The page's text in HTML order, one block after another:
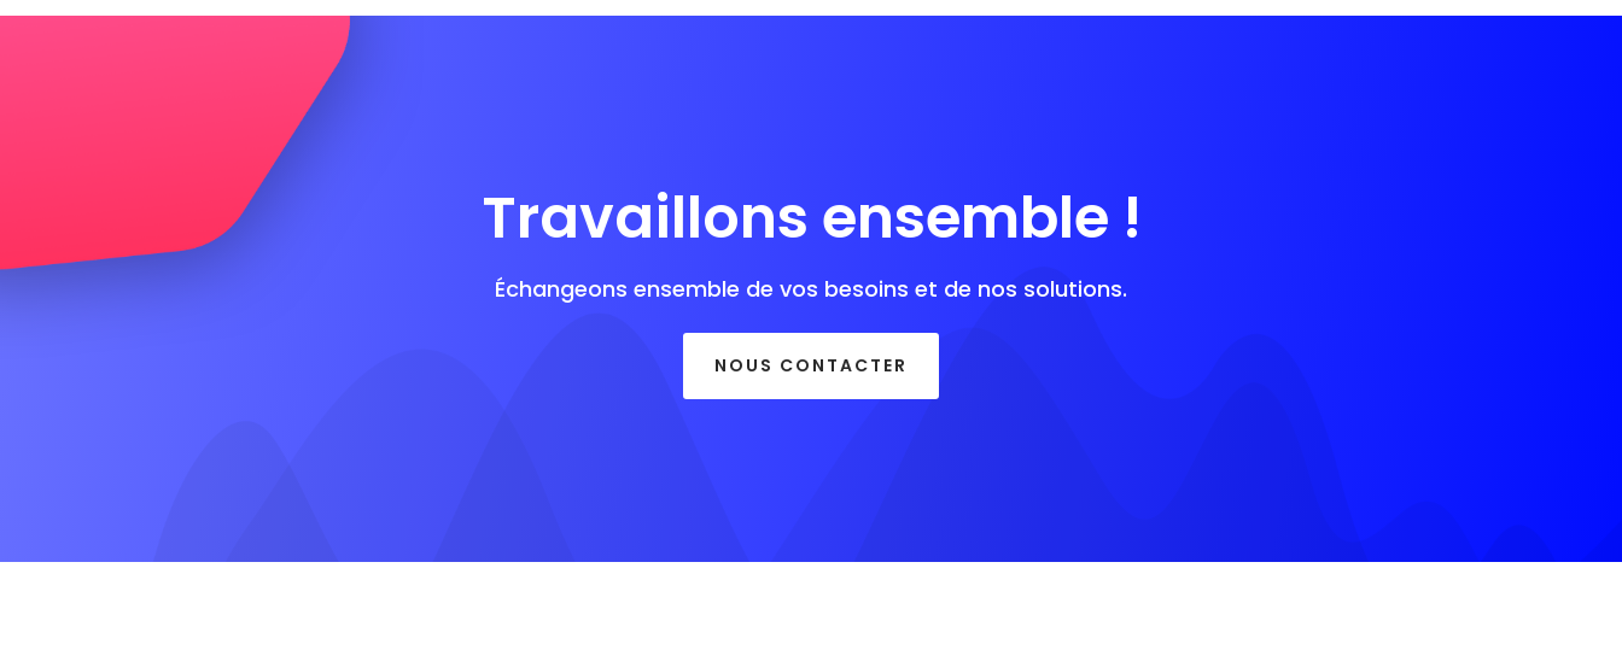
Travaillons ensemble !
Échangeons ensemble de vos besoins et de nos solutions.
NOUS CONTACTER